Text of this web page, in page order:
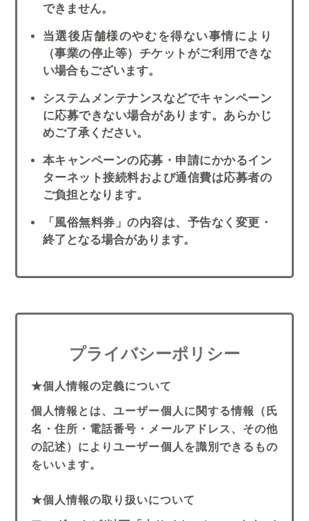
できません。
当選後店舗様のやむを得ない事情により
（事業の停止等）チケットがご利用できな
い場合もございます。
システムメンテナンスなどでキャンペーン
に応募できない場合があります。あらかじ
めご了承ください。
本キャンペーンの応募・申請にかかるイン
ターネット接続料および通信費は応募者の
ご負担となります。
「風俗無料券」の内容は、予告なく変更・
終了となる場合があります。
プライバシーポリシー
★個人情報の定義について
個人情報とは、ユーザー個人に関する情報（氏
名・住所・電話番号・メールアドレス、その他
の記述）によりユーザー個人を識別できるもの
をいいます。
★個人情報の取り扱いについて